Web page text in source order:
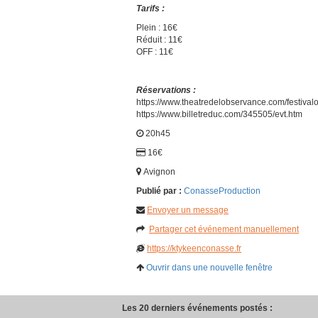
Tarifs :
Plein : 16€
Réduit : 11€
OFF : 11€
Réservations :
https://www.theatredelobservance.com/
https://www.billetreduc.com/345505/evt.htm
20h45
16€
Avignon
Publié par : ConasseProduction
Envoyer un message
Partager cet événement manuellement
https://ktykeenconasse.fr
Ouvrir dans une nouvelle fenêtre
Les 20 derniers événements postés :